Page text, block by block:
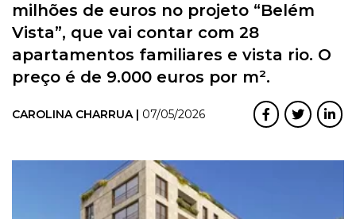
milhões de euros no projeto “Belém
Vista”, que vai contar com 28
apartamentos familiares e vista rio. O
preço é de 9.000 euros por m².
CAROLINA CHARRUA | 07/05/2026